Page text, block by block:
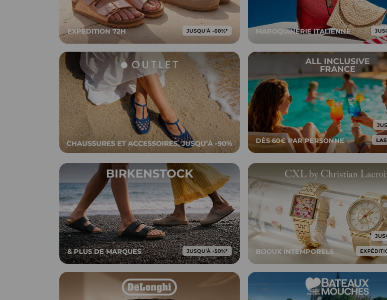
EXPEDITION 72H MAROQUINERIE ITALIENNE
DÈS 60€ PAR PERSONNE
& PLUS DE MARQUES BIJOUX INTEMPORELS